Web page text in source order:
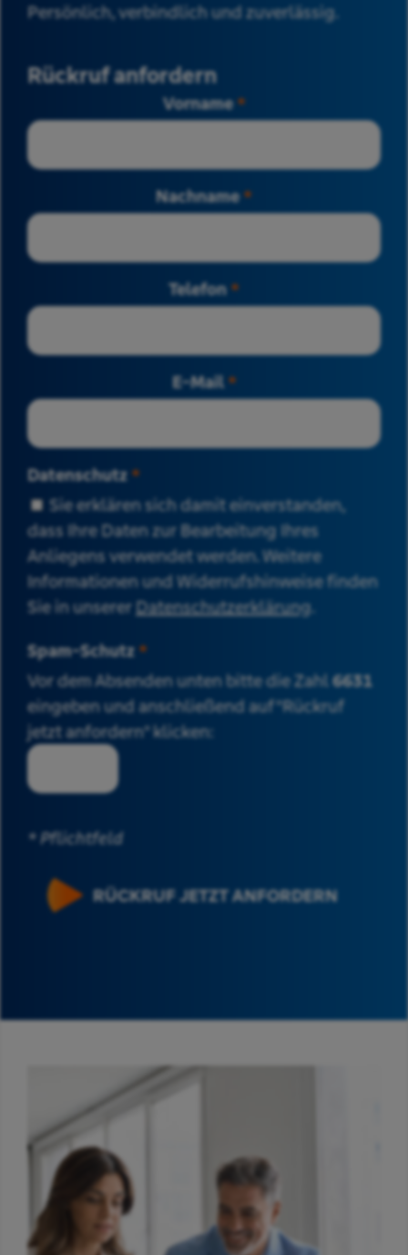
Persönlich, verbindlich und zuverlässig.
Rückruf anfordern
Vorname*
Nachname*
Telefon*
E-Mail *
Datenschutz*
Sie erklären sich damit einverstanden,
dass Ihre Daten zur Bearbeitung Ihres
Anliegens verwendet werden. Weitere
Informationen und Widerrufshinweise finden
Sie in unserer Datenschutzerklärung.
Spam-Schutz*
Vor dem Absenden unten bitte die Zahl6631
eingeben und anschließend auf "Rückruf
jetzt anfordern" klicken:
* Pflichtfeld
RÜCKRUF JETZT ANFORDERN